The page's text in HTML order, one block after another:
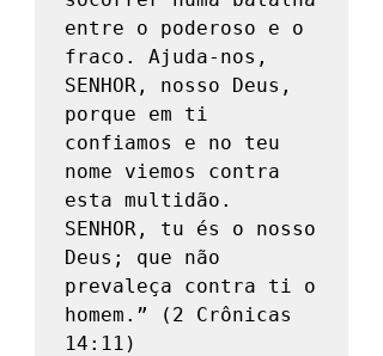
entre o poderoso e o
fraco. Ajuda-nos,
SENHOR, nosso Deus,
porque em ti
confiamos e no teu
nome viemos contra
esta multidão.
SENHOR, tu és o nosso
Deus; que não
prevaleça contra ti o
homem.” (2 Crônicas
14:11)